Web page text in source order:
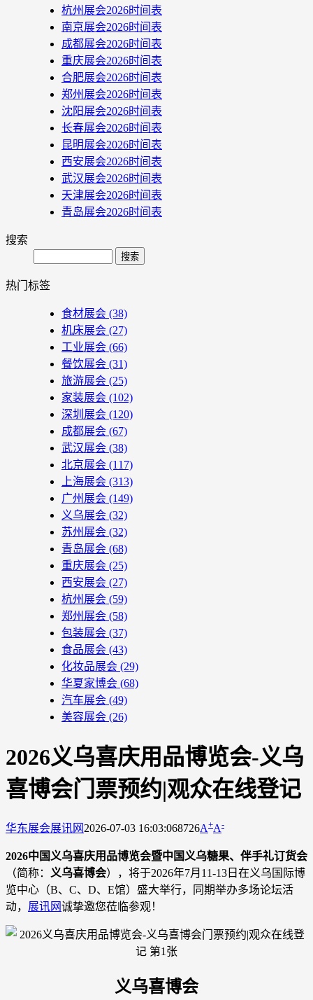
杭州展会2026时间表
南京展会2026时间表
成都展会2026时间表
重庆展会2026时间表
合肥展会2026时间表
郑州展会2026时间表
沈阳展会2026时间表
长春展会2026时间表
昆明展会2026时间表
西安展会2026时间表
武汉展会2026时间表
天津展会2026时间表
青岛展会2026时间表
搜索
Search
热门标签
食材展会 (38)
机床展会 (27)
工业展会 (66)
餐饮展会 (31)
旅游展会 (25)
家装展会 (102)
深圳展会 (120)
成都展会 (67)
武汉展会 (38)
北京展会 (117)
上海展会 (313)
广州展会 (149)
义乌展会 (32)
苏州展会 (32)
青岛展会 (68)
重庆展会 (25)
西安展会 (27)
杭州展会 (59)
郑州展会 (58)
包装展会 (37)
食品展会 (43)
化妆品展会 (29)
华夏家博会 (68)
汽车展会 (49)
美容展会 (26)
2026义乌喜庆用品博览会-义乌
喜博会门票预约|观众在线登记
华东展会展讯网 2026-07-03 16:03:068726A+A-
2026中国义乌喜庆用品博览会暨中国义乌糖果、伴手礼订货会
（简称：
义乌喜博会），将于2026年7月11-13日在义乌国际博
览中心（B、C、D、E馆）盛大举行，同期举办多场论坛活
动， 展讯网诚挚邀您莅临参观！
义乌喜博会